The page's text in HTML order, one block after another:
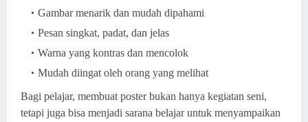
Gambar menarik dan mudah dipahami
Pesan singkat, padat, dan jelas
Warna yang kontras dan mencolok
Mudah diingat oleh orang yang melihat
Bagi pelajar, membuat poster bukan hanya kegiatan seni,
tetapi juga bisa menjadi sarana belajar untuk menyampaikan